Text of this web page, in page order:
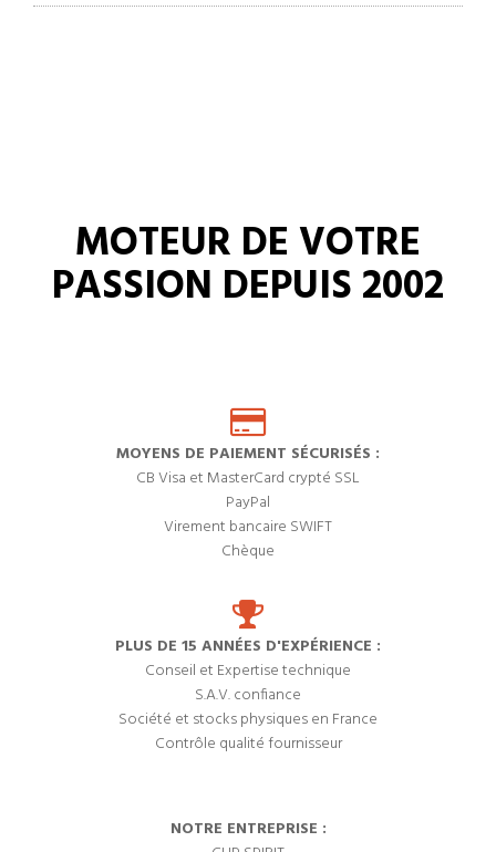
MOTEUR DE VOTRE
PASSION DEPUIS 2002
MOYENS DE PAIEMENT SÉCURISÉS :
CB Visa et MasterCard crypté SSL
PayPal
Virement bancaire SWIFT
Chèque
PLUS DE 15 ANNÉES D'EXPÉRIENCE :
Conseil et Expertise technique
S.A.V. confiance
Société et stocks physiques en France
Contrôle qualité fournisseur
NOTRE ENTREPRISE :